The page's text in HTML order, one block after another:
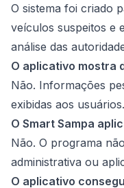
O sistema foi criado
veículos suspeitos e
análise das
O aplicativo mostra
Não. Informações
exibidas aos usuários.
O Smart Sampa
Não. O programa
administrativa ou
O aplicativo